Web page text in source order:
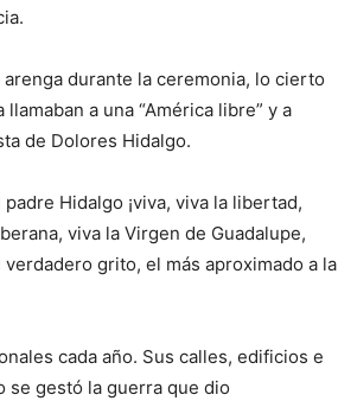
durante la ceremonia, lo cierto
a una “América libre” y a
de Dolores Hidalgo.
Hidalgo ¡viva, viva la libertad,
viva la Virgen de Guadalupe,
grito, el más aproximado a la
cada año. Sus calles, edificios e
se gestó la guerra que dio